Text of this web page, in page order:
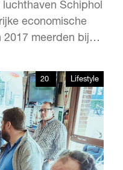
Schiphol
economische
meerden bijna
en vertrokken
elke dag 84
Samen met
20 Lifestyle